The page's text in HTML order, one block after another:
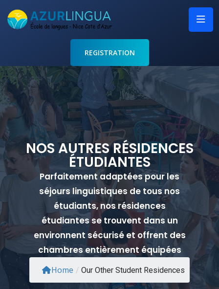
REGISTRATION
NOS AUTRES RÉSIDENCES
ÉTUDIANTES
Parfaitement adaptées pour les
séjours linguistiques de tous nos
étudiants, nos résidences
étudiantes se trouvent dans un
environnent sécurisé et offrent des
chambres entièrement équipées
Home / Our Other Student Residences